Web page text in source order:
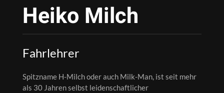
Heiko Milch
Fahrlehrer
Spitzname H-Milch oder auch Milk-Man, ist seit mehr
als 30 Jahren selbst leidenschaftlicher